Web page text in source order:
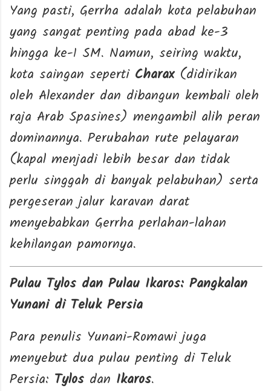
Yang pasti, Gerrha adalah kota pelabuhan
yang sangat penting pada abad ke-3
hingga ke-1 SM. Namun, seiring waktu,
kota saingan seperti Charax(didirikan
oleh Alexander dan dibangun kembali oleh
raja Arab Spasines) mengambil alih peran
dominannya. Perubahan rute pelayaran
(kapal menjadi lebih besar dan tidak
perlu singgah di banyak pelabuhan) serta
pergeseran jalur karavan darat
menyebabkan Gerrha perlahan-lahan
kehilangan pamornya.
Pulau Tylos dan Pulau Ikaros: Pangkalan
Yunani di Teluk Persia
Para penulis Yunani-Romawi juga
menyebut dua pulau penting di Teluk
Persia: Tylos dan Ikaros.